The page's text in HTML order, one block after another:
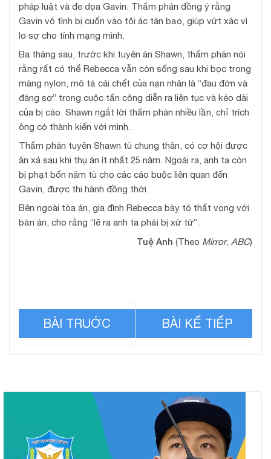
pháp luật và đe dọa Gavin. Thẩm phán đồng ý rằng
Gavin vô tình bị cuốn vào tội ác tàn bạo, giúp vứt xác vì
lo sợ cho tính mạng mình.
Ba tháng sau, trước khi tuyên án Shawn, thẩm phán nói
rằng rất có thể Rebecca vẫn còn sống sau khi bọc trong
màng nylon, mô tả cái chết của nạn nhân là “đau đớn và
đáng sợ” trong cuộc tấn công diễn ra liên tục và kéo dài
của bị cáo. Shawn ngắt lời thẩm phán nhiều lần, chỉ trích
ông có thành kiến với mình.
Thẩm phán tuyên Shawn tù chung thân, có cơ hội được
ân xá sau khi thụ án ít nhất 25 năm. Ngoài ra, anh ta còn
bị phạt bốn năm tù cho các cáo buộc liên quan đến
Gavin, được thi hành đồng thời.
Bên ngoài tòa án, gia đình Rebecca bày tỏ thất vọng với
bản án, cho rằng “lẽ ra anh ta phải bị xử tử”.
Tuệ Anh (Theo Mirror, ABC)
mắt cá sấu’